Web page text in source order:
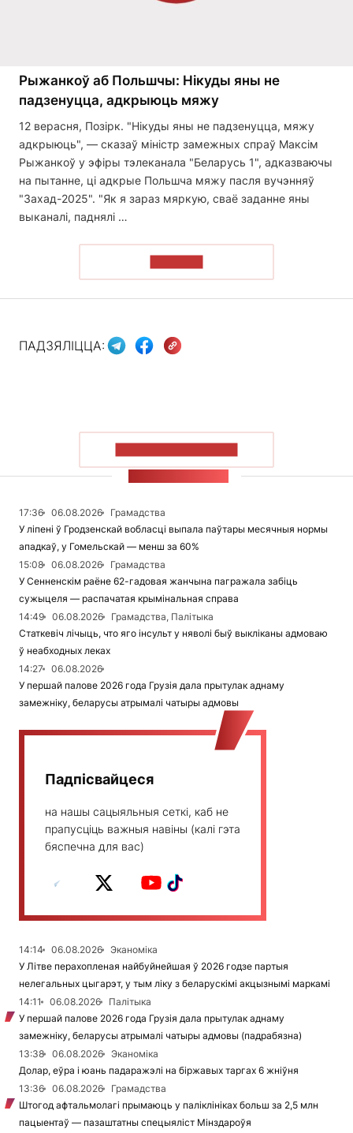
Рыжанкоў аб Польшчы: Нікуды яны не
падзенуцца, адкрыюць мяжу
12 верасня, Позірк. "Нікуды яны не падзенуцца, мяжу
адкрыюць", — сказаў міністр замежных спраў Максім
Рыжанкоў у эфіры тэлеканала "Беларусь 1", адказваючы
на пытанне, ці адкрые Польшча мяжу пасля вучэнняў
"Захад-2025". "Як я зараз мяркую, сваё заданне яны
выканалі, паднялі …
ПАДЗЯЛІЦЦА:
17:36 06.08.2026
Грамадства
У ліпені ў Гродзенскай вобласці выпала паўтары месячныя нормы
ападкаў, у Гомельскай — менш за 60%
15:08
06.08.2026
Грамадства
У Сенненскім раёне 62-гадовая жанчына пагражала забіць
сужыцеля — распачатая крымінальная справа
14:49
06.08.2026
Грамадства, Палітыка
Статкевіч лічыць, что яго інсульт у няволі быў выкліканы адмоваю
ў неабходных леках
14:27
06.08.2026
У першай палове 2026 года Грузія дала прытулак аднаму
замежніку, беларусы атрымалі чатыры адмовы
Падпісвайцеся
на нашы сацыяльныя сеткі, каб не
прапусціць важныя навіны (калі гэта
бяспечна для вас)
14:14 06.08.2026
Эканоміка
У Літве перахопленая найбуйнейшая ў 2026 годзе партыя
нелегальных цыгарэт, у тым ліку з беларускімі акцызнымі маркамі
14:11
06.08.2026
Палітыка
У першай палове 2026 года Грузія дала прытулак аднаму
замежніку, беларусы атрымалі чатыры адмовы (падрабязна)
13:38
06.08.2026
Эканоміка
Долар, еўра і юань падаражэлі на біржавых таргах 6 жніўня
13:36
06.08.2026
Грамадства
Штогод афтальмолагі прымаюць у паліклініках больш за 2,5 млн
пацыентаў — пазаштатны спецыяліст Мінздароўя